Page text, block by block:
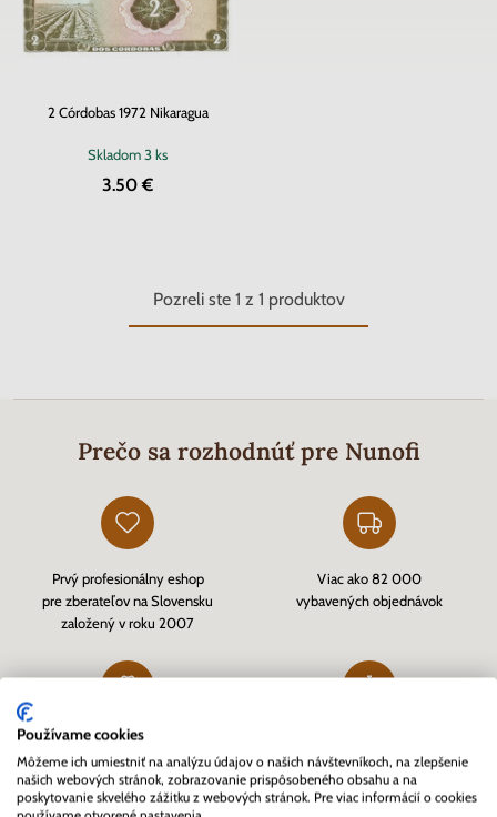
2 Córdobas 1972 Nikaragua
Skladom3 ks
3.50 €
Pozreli ste 1 z 1 produktov
Prečo sa rozhodnúť pre Nunofi
Prvý profesionálny eshop
pre zberateľov na Slovensku
založený v roku 2007
Viac ako 82 000
vybavených objednávok
Zákazníkmi overený eshop
cezHeureka.sk
a kvalitný zákaznícky servis
Používame cookies
Môžeme ich umiestniť na analýzu údajov o našich návštevníkoch, na zlepšenie
našich webových stránok, zobrazovanie prispôsobeného obsahu a na
poskytovanie skvelého zážitku z webových stránok. Pre viac informácií o cookies